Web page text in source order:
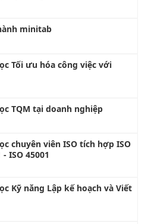
minitab
Tối ưu hóa công việc với
TQM tại doanh nghiệp
chuyên viên ISO tích hợp ISO
ISO 45001
Kỹ năng Lập kế hoạch và Viết